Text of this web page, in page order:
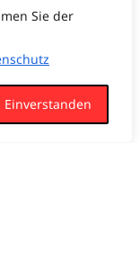
Sie der
Einverstanden